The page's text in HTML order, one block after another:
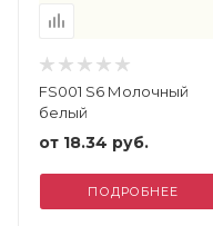
FS001 S6 Молочный
белый
от 18.34 руб.
ПОДРОБНЕЕ